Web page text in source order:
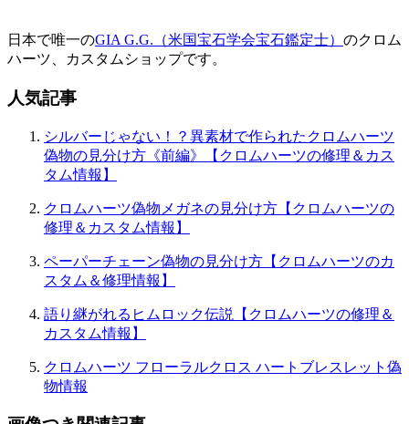
日本で唯一のGIA G.G.（米国宝石学会宝石鑑定士） のクロム
ハーツ、カスタムショップです。
人気記事
シルバーじゃない！？異素材で作られたクロムハーツ
偽物の見分け方《前編》【クロムハーツの修理＆カス
タム情報】
クロムハーツ偽物メガネの見分け方【クロムハーツの
修理＆カスタム情報】
ペーパーチェーン偽物の見分け方【クロムハーツのカ
スタム＆修理情報】
語り継がれるヒムロック伝説【クロムハーツの修理＆
カスタム情報】
クロムハーツ フローラルクロス ハートブレスレット偽
物情報